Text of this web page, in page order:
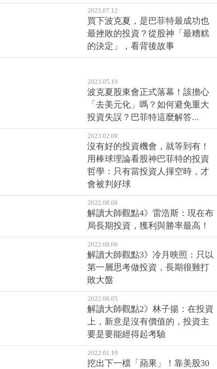
2023.07.12
買下波克夏，是巴菲特最成功也
最挫敗的投資？從股神「最糟糕
的決定」，看背後故事
2023.05.10
波克夏股東會正式落幕！該擔心
「去美元化」嗎？如何避免重大
投資失誤？巴菲特這麼解答...
2023.02.09
沒有好的投資機會，就等到有！
用棒球理論看股神巴菲特的投資
哲學：只有當投資人揮空時，才
會被判好球
2022.08.08
解讀大師觀點4》雷浩斯：現在布
局長期投資，獲利與勝率最高！
2022.08.06
解讀大師觀點3》冷月映照：只以
第一層思考做投資，長期很難打
敗大盤
2022.08.05
解讀大師觀點2》林子揚：在投資
上，新意是沒有價值的，投資主
要是要能經得起考驗
2022.01.10
挖出下一檔「蘋果」！靠美股30